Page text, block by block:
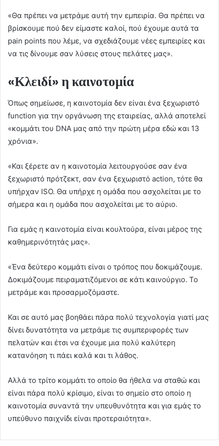
«Θα πρέπει να μετράμε αυτή την εμπειρία. Θα πρέπει να
βρίσκουμε πού δεν είμαστε καλοί, πού έχουμε αυτά τα
pain points που λέμε, να σχεδιάζουμε νέες εμπειρίες και
να τις δίνουμε σαν λύσεις στους πελάτες μας».
«Κλειδί» η καινοτομία
Όπως σημείωσε, η καινοτομία δεν είναι ένα ξεχωριστό
function για την οργάνωση της εταιρείας, αλλά αποτελεί
«κομμάτι του DNA μας από την πρώτη μέρα εδώ και 13
χρόνια».
«Και ξέρετε αν η καινοτομία λειτουργούσε σαν ένα
ξεχωριστό πρότζεκτ, σαν ένα ξεχωριστό action, τότε θα
υπήρχαν ISO. Θα υπήρχε η ομάδα που ασχολείται με το
σήμερα και η ομάδα που ασχολείται με το αύριο.
Για εμάς η καινοτομία είναι κουλτούρα, είναι μέρος της
καθημερινότητάς μας».
«Ένα δεύτερο κομμάτι είναι ο τρόπος που δοκιμάζουμε.
Δοκιμάζουμε πειραματιζόμενοι σε κάτι καινούργιο. Το
μετράμε και προσαρμοζόμαστε.
Και σε αυτό μας βοηθάει πάρα πολύ τεχνολογία γιατί μας
δίνει δυνατότητα να μετράμε τις συμπεριφορές των
πελατών και έτσι να έχουμε μια πολύ καλύτερη
κατανόηση τι πάει καλά και τι λάθος.
Αλλά το τρίτο κομμάτι το οποίο θα ήθελα να σταθώ και
είναι πάρα πολύ κρίσιμο, είναι το σημείο στο οποίο η
καινοτομία συναντά την υπευθυνότητα και για εμάς το
υπεύθυνο παιχνίδι είναι προτεραιότητα».